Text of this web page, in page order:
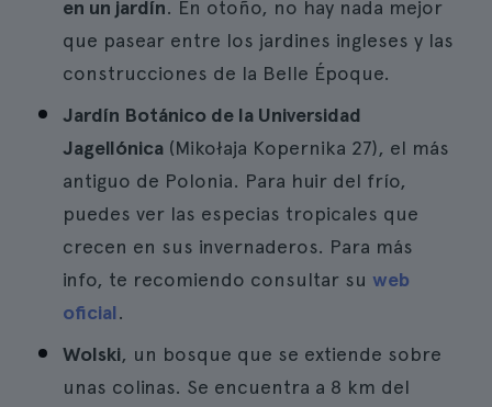
en un jardín. En otoño, no hay nada mejor
que pasear entre los jardines ingleses y las
construcciones de la Belle Époque.
Jardín Botánico de la Universidad
Jagellónica (Mikołaja Kopernika 27), el más
antiguo de Polonia. Para huir del frío,
puedes ver las especias tropicales que
crecen en sus invernaderos. Para más
info, te recomiendo consultar su web
oficial.
Wolski, un bosque que se extiende sobre
unas colinas. Se encuentra a 8 km del